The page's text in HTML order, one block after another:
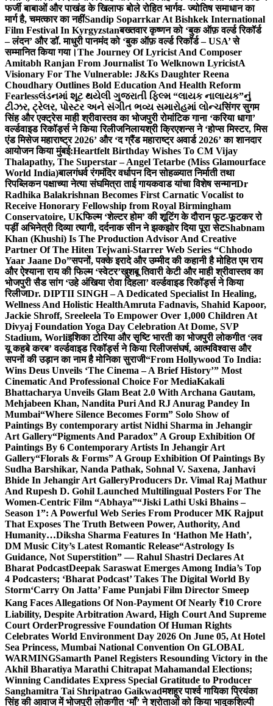
फर्जी बाबाओं और पाखंड के खिलाफ बोले रोहित भार्गव- ज्योतिष समाधान का
मार्ग है, चमत्कार का नहींSandip Soparrkar At Bishkek International
Film Festival In Kyrgyzstanबख्तवार कृष्णन को ‘बुक ऑफ़ वर्ल्ड रिकॉर्ड
– लंदन’ और डॉ. माधुरी पानमंद को ‘बुक ऑफ़ वर्ल्ड रिकॉर्ड – USA’ से
सम्मानित किया गया।The Journey Of Lyricist And Composer
Amitabh Ranjan From Journalist To Welknown LyricistA
Visionary For The Vulnerable: J&Ks Daughter Reena
Choudhary Outlines Bold Education And Health Reform
Fearlessલંડનમાં શૂટ થયેલી ગુજરાતી ફિલ્મ “લાયક નાલાયક”નું
ટીઝર, ટ્રેલર, પોસ્ટર અને સંગીત ભવ્ય સમારોહમાં લોન્ચसिंगर सुगम
सिंह और एक्ट्रेस माही श्रीवास्तव का भोजपुरी रोमांटिक गाना ‘करिया धागा’
वर्ल्डवाइड रिकॉर्ड्स ने किया रिलीजनिलायश्री क्रिएशन्स ने ‘होप्स मिस्टर, मिस
एंड मिसेज महाराष्ट्र 2026’ और ‘द ग्रैंड महाराष्ट्र अवार्ड 2026’ का शानदार
आयोजन किया मुंबई:Heartfelt Birthday Wishes To CM Vijay
Thalapathy, The Superstar – Angel Tetarbe (Miss Glamourface
World India)बालगंधर्व रंगमंदिर वर्धापन दिन सोहळ्यात निर्माती तथा
रिपब्लिकन पक्षाच्या नेत्या संघमित्रा ताई गायकवाड यांचा विशेष सन्मानDr
Radhika Balakrishnan Becomes First Carnatic Vocalist to
Receive Honorary Fellowship from Royal Birmingham
Conservatoire, UKफिल्म ‘शेल्टर होम’ की शूटिंग के दौरान फूट-फूटकर रो
पड़ीं अभिनेत्री दिव्या त्यागी, दर्दनाक सीन ने झकझोर दिया पूरा सेटShabnam
Khan (Khushi) Is The Production Advisor And Creative
Partner Of The Hiten Tejwani-Starrer Web Series “Chhodo
Yaar Jaane Do”सपनों, पक्के इरादे और उम्मीद की कहानी है मोहित एम राय
और ऐश्याना राय की फिल्म ‘स्वेटर’खुशबू तिवारी केटी और माही श्रीवास्तव का
भोजपुरी सैड सांग ‘उहे अंखिया रोवा दिहला’ वर्ल्डवाइड रिकॉर्ड्स ने किया
रिलीजDr. DIPTII SINGH – A Dedicated Specialist In Healing,
Wellness And Holistic HealthAmruta Fadnavis, Shahid Kapoor,
Jackie Shroff, Sreeleela To Empower Over 1,000 Children At
Divyaj Foundation Yoga Day Celebration At Dome, SVP
Stadium, Worliइशिका टोरिया और सृष्टि भारती का भोजपुरी लोकगीत ‘लव
यू कहबे करब’ वर्ल्डवाइड रिकॉर्ड्स ने किया रिलीजसंघर्ष, आत्मविश्वास और
सपनों की उड़ान का नाम है मोनिका सुराजी“From Hollywood To India:
Wins Deus Unveils ‘The Cinema – A Brief History’” Most
Cinematic And Professional Choice For MediaKakali
Bhattacharya Unveils Glam Beat 2.0 With Archana Gautam,
Mehjabeen Khan, Nandita Puri And RJ Anurag Pandey In
Mumbai“Where Silence Becomes Form” Solo Show of
Paintings By contemporary artist Nidhi Sharma in Jehangir
Art Gallery“Pigments And Paradox” A Group Exhibition Of
Paintings By 6 Contemporary Artists In Jehangir Art
Gallery“Florals & Forms” A Group Exhibition Of Paintings By
Sudha Barshikar, Nanda Pathak, Sohnal V. Saxena, Janhavi
Bhide In Jehangir Art GalleryProducers Dr. Vimal Raj Mathur
And Rupesh D. Gohil Launched Multilingual Posters For The
Women-Centric Film “Abhaya”“Jiski Lathi Uski Bhains –
Season 1”: A Powerful Web Series From Producer MK Rajput
That Exposes The Truth Between Power, Authority, And
Humanity…Diksha Sharma Features In ‘Hathon Me Hath’,
DM Music City’s Latest Romantic Release“Astrology Is
Guidance, Not Superstition” — Rahul Shastri Declares At
Bharat PodcastDeepak Saraswat Emerges Among India’s Top
4 Podcasters; ‘Bharat Podcast’ Takes The Digital World By
Storm‘Carry On Jatta’ Fame Punjabi Film Director Smeep
Kang Faces Allegations Of Non-Payment Of Nearly ₹10 Crore
Liability, Despite Arbitration Award, High Court And Supreme
Court OrderProgressive Foundation Of Human Rights
Celebrates World Environment Day 2026 On June 05, At Hotel
Sea Princess, Mumbai National Convention On GLOBAL
WARMINGSamarth Panel Registers Resounding Victory in the
Akhil Bharatiya Marathi Chitrapat Mahamandal Elections;
Winning Candidates Express Special Gratitude to Producer
Sanghamitra Tai Shripatrao Gaikwadमशहूर पार्श्व गायिका प्रियंका
सिंह की आवाज में भोजपुरी लोकगीत ‘माँ’ ने श्रोताओं को किया भावुकशिल्पी